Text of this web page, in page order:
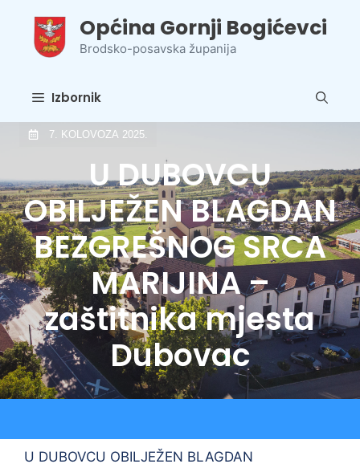
sadržaj
Općina Gornji Bogićevci
Brodsko-posavska županija
Izbornik
7. KOLOVOZA 2025.
U DUBOVCU
OBILJEŽEN BLAGDAN
BEZGREŠNOG SRCA
MARIJINA –
zaštitnika mjesta
Dubovac
U DUBOVCU OBILJEŽEN BLAGDAN